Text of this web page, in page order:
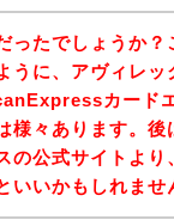
ったでしょうか？
うに、アヴィレッ
カード
様々あります。後
の公式サイトより
いいかもしれませ